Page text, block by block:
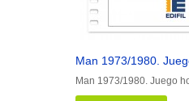
Man 1973/1980.
Man 1973/1980. Juego